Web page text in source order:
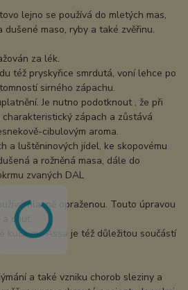
lejno se používá do mletých mas,
maso, ryby a také zvěřinu.
za lék.
též pryskyřice smrdutá, voní lehce po
sirného zápachu.
Je nutno podotknout , že při
zápach a zůstává
cibulovým aroma.
a luštěninových jídel, ke skopovému
a rožněná masa, dále do
zvaných DAL
hlavně opraženou. Touto úpravou
chuť.
kuchyni. Assa je též důležitou součástí
a také vzniku chorob sleziny a